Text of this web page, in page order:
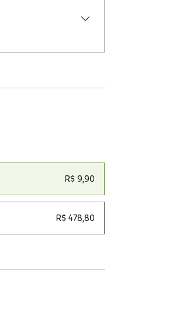
R$ 9,90
R$ 478,80